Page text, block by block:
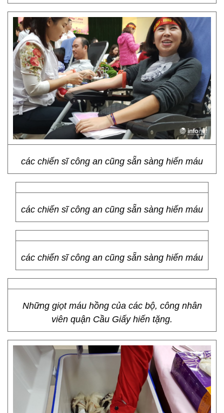
các chiến sĩ công an cũng sẵn sàng hiến máu
các chiến sĩ công an cũng sẵn sàng hiến máu
các chiến sĩ công an cũng sẵn sàng hiến máu
Những giọt máu hồng của các bộ, công nhân
viên quận Cầu Giấy hiến tặng.